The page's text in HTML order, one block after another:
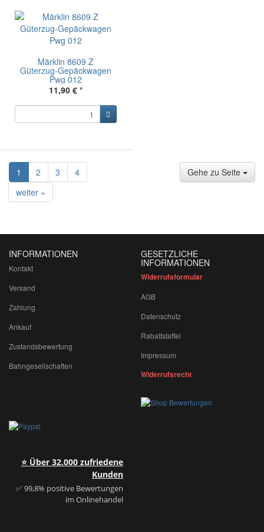
Märklin 8609 Z
Güterzug-Gepäckwagen
Pwg 012
11,90 € *
1 2 3
4
weiter »
Gehe zu Seite
INFORMATIONEN
Kontakt
Versand
Zahlung
Ankauf
Zustandsbewertung
Bahngesellschaften
GESETZLICHE
INFORMATIONEN
Widerrufsformular
AGB
Datenschutz
Rabattstaffel
Impressum
Widerrufsrecht
⭐ Über 32.000 zufriedene
Kunden
✅ 99,8% positive Bewertungen
im Onlinehandel